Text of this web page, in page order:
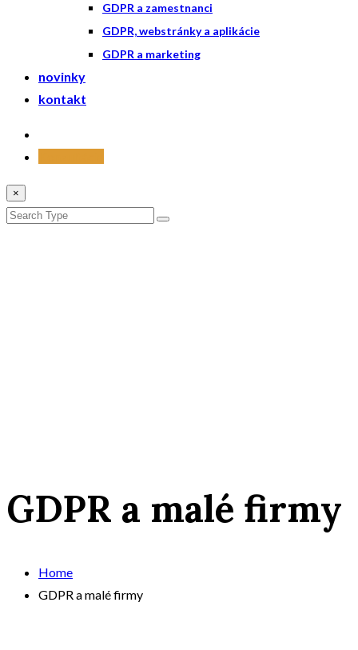
GDPR a zamestnanci
GDPR, webstránky a aplikácie
GDPR a marketing
novinky
kontakt
×
GDPR a malé firmy
Home
GDPR a malé firmy